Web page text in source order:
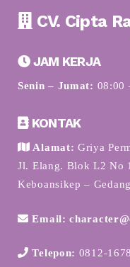
CV. Cipta
JAM KERJA
Senin – Jumat: 08:00
KONTAK
Alamat: Griya
Jl. Elang. Blok L2 No
Keboansikep –
Email:
Telepon: 0812-